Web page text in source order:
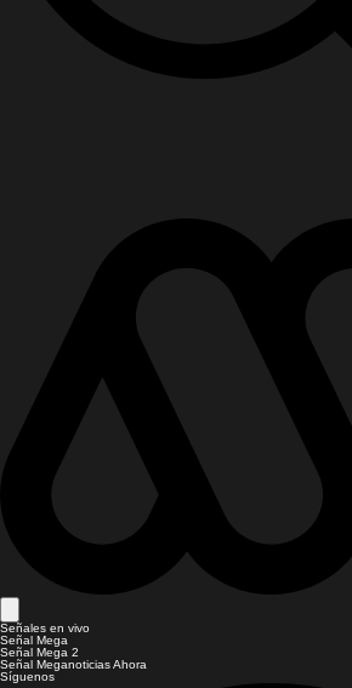
Señales en vivo
Señal Mega
Señal Mega 2
Señal Meganoticias Ahora
Síguenos